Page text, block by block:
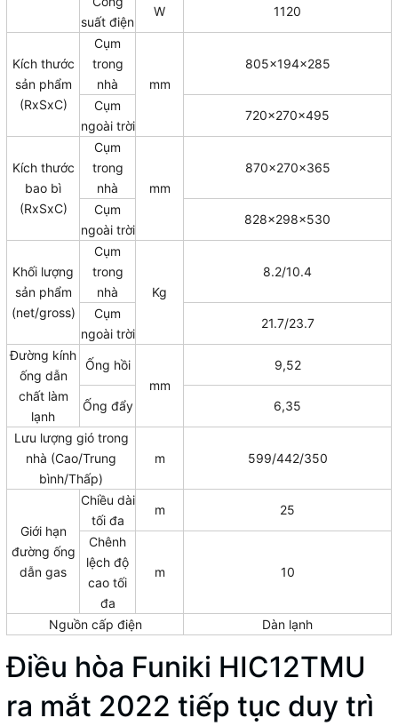
suất điện
W 1120
Kích thước
sản phẩm
(RxSxC)
Cụm
trong
nhà
mm
805x194x285
Cụm
ngoài trời
720x270x495
Kích thước
bao bì
(RxSxC)
Cụm
trong
nhà
mm
870x270x365
Cụm
ngoài trời
828x298x530
Khối lượng
sản phẩm
(net/gross)
Cụm
trong
nhà
Kg
8.2/10.4
Cụm
ngoài trời
21.7/23.7
Đường kính
ống dẫn
chất làm
lạnh
Ống hồi
mm
9,52
Ống đẩy 6,35
Lưu lượng gió trong
nhà (Cao/Trung
bình/Thấp)
m 599/442/350
Giới hạn
đường ống
dẫn gas
Chiều dài
tối đa
m 25
Chênh
lệch độ
cao tối
đa
m 10
Nguồn cấp điện Dàn lạnh
Điều hòa Funiki HIC12TMU
ra mắt 2022 tiếp tục duy trì